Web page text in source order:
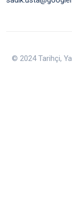
© 2024 Tarihçi,